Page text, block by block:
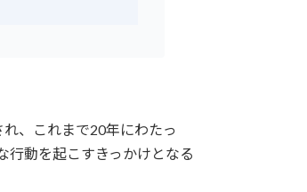
、これまで20年にわたっ
行動を起こすきっかけとなる